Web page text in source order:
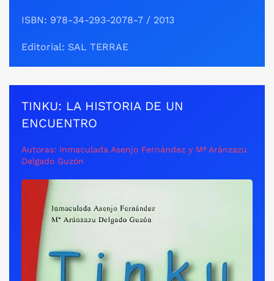
ISBN: 978-34-293-2078-7 / 2013
Editorial: SAL TERRAE
TINKU: LA HISTORIA DE UN
ENCUENTRO
Autoras: Inmaculada Asenjo Fernández y Mª Aránzazu
Delgado Guzón